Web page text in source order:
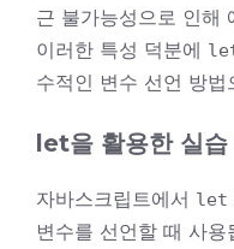
근 불가능성으로 인해
이러한 특성 덕분에
수적인 변수 선언 방
let을 활용한 실습
자바스크립트에서 let
변수를 선언할 때 사용